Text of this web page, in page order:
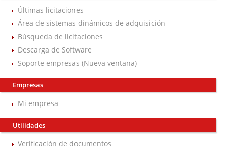
Últimas licitaciones
Área de sistemas dinámicos de adquisición
Búsqueda de licitaciones
Descarga de Software
Soporte empresas (Nueva ventana)
Empresas
Mi empresa
Utilidades
Verificación de documentos